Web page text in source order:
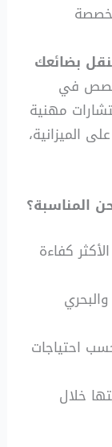
بضائعك
في
مهنية
الميزانية،
المناسبة؟
كفاءة
احتياجات
خلال